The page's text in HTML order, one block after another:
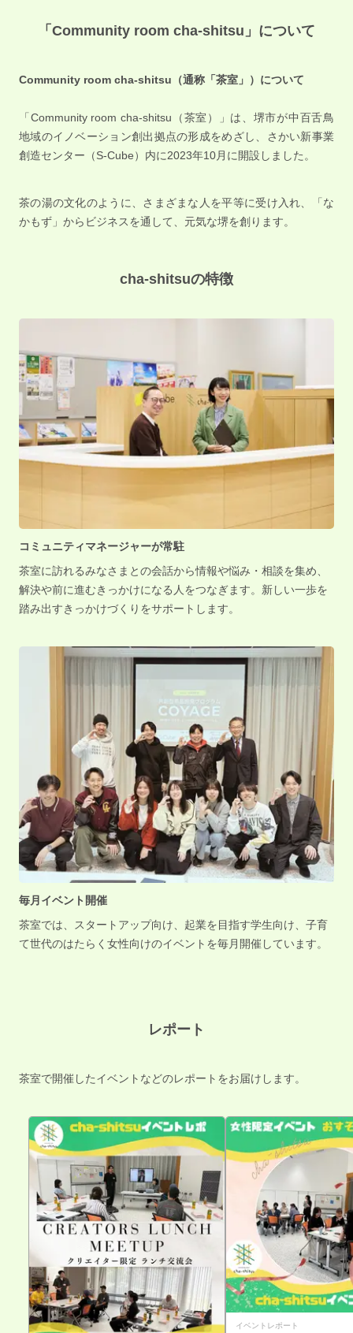
「Community room cha-shitsu」について
Community room cha-shitsu（通称「茶室」）について
「Community room cha-shitsu（茶室）」は、堺市が中百舌鳥
地域のイノベーション創出拠点の形成をめざし、さかい新事業
創造センター（S-Cube）内に2023年10月に開設しました。
茶の湯の文化のように、さまざまな人を平等に受け入れ、「な
かもず」からビジネスを通して、元気な堺を創ります。
cha-shitsuの特徴
コミュニティマネージャーが常駐
茶室に訪れるみなさまとの会話から情報や悩み・相談を集め、
解決や前に進むきっかけになる人をつなぎます。新しい一歩を
踏み出すきっかけづくりをサポートします。
毎月イベント開催
茶室では、スタートアップ向け、起業を目指す学生向け、子育
て世代のはたらく女性向けのイベントを毎月開催しています。
レポート
茶室で開催したイベントなどのレポートをお届けします。
イベントレポート